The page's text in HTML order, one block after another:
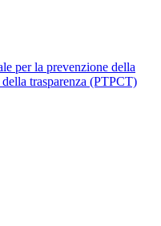
per la prevenzione della
trasparenza (PTPCT)